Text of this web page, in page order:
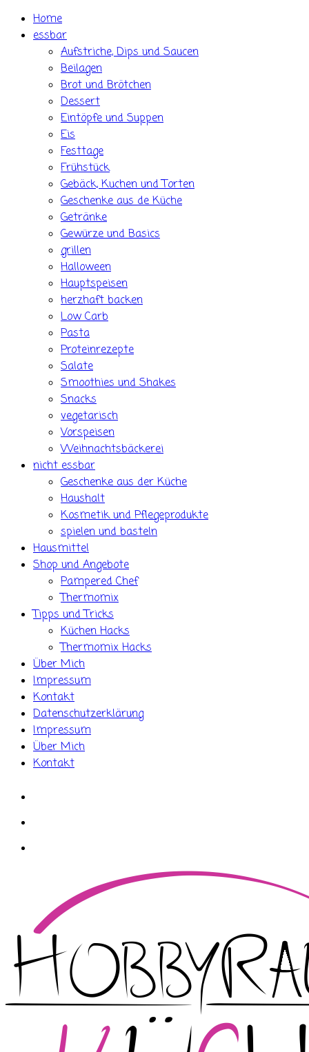
Skip Home
essbar
Aufstriche, Dips und Saucen
Beilagen
Brot und Brötchen
Dessert
Eintöpfe und Suppen
Eis
Festtage
Frühstück
Gebäck, Kuchen und Torten
Geschenke aus de Küche
Getränke
Gewürze und Basics
grillen
Halloween
Hauptspeisen
herzhaft backen
Low Carb
Pasta
Proteinrezepte
Salate
Smoothies und Shakes
Snacks
vegetarisch
Vorspeisen
Weihnachtsbäckerei
nicht essbar
Geschenke aus der Küche
Haushalt
Kosmetik und Pflegeprodukte
spielen und basteln
Hausmittel
Shop und Angebote
Pampered Chef
Thermomix
Tipps und Tricks
Küchen Hacks
Thermomix Hacks
Über Mich
Impressum
Kontakt
Datenschutzerklärung
Impressum
Über Mich
Kontakt